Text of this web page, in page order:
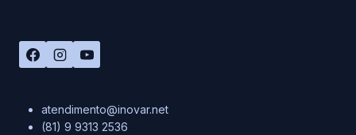
atendimento@inovar.net
(81) 9 9313 2536